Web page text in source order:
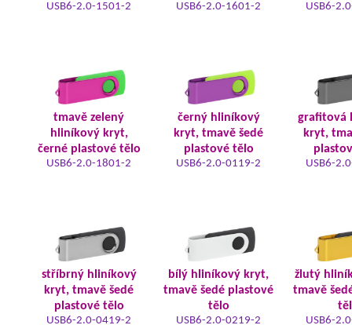
USB6-2.0-1501-2 USB6-2.0-1601-2 USB6-
tmavě zelený
hliníkový kryt,
černé plastové tělo
USB6-2.0-1801-2
černý hliníkový
kryt, tmavě šedé
plastové tělo
USB6-2.0-0119-2
grafitová
kryt,
USB6-
stříbrný hliníkový
kryt, tmavě šedé
plastové tělo
USB6-2.0-0419-2
bílý hliníkový kryt,
tmavě šedé plastové
tělo
USB6-2.0-0219-2
žlutý
tmavě
USB6-